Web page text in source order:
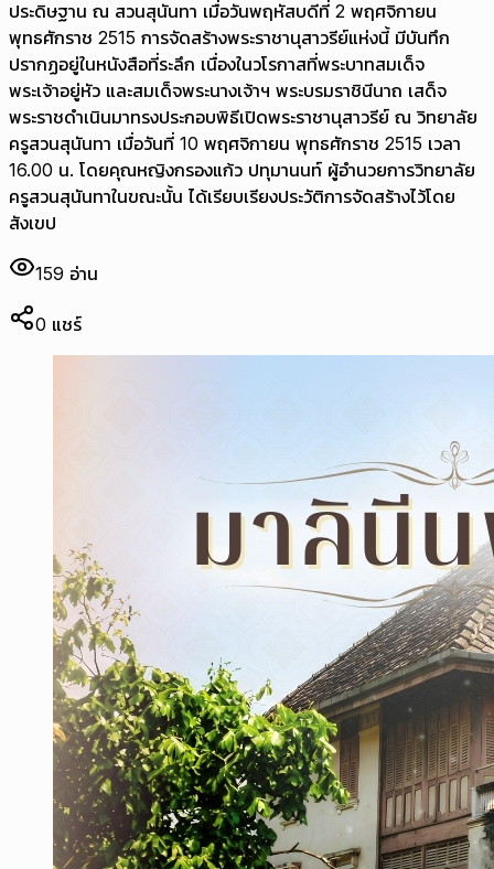
ประดิษฐาน ณ สวนสุนันทา เมื่อวันพฤหัสบดีที่ 2 พฤศจิกายน
พุทธศักราช 2515 การจัดสร้างพระราชานุสาวรีย์แห่งนี้ มีบันทึก
ปรากฏอยู่ในหนังสือที่ระลึก เนื่องในวโรกาสที่พระบาทสมเด็จ
พระเจ้าอยู่หัว และสมเด็จพระนางเจ้าฯ พระบรมราชินีนาถ เสด็จ
พระราชดำเนินมาทรงประกอบพิธีเปิดพระราชานุสาวรีย์ ณ วิทยาลัย
ครูสวนสุนันทา เมื่อวันที่ 10 พฤศจิกายน พุทธศักราช 2515 เวลา
16.00 น. โดยคุณหญิงกรองแก้ว ปทุมานนท์ ผู้อำนวยการวิทยาลัย
ครูสวนสุนันทาในขณะนั้น ได้เรียบเรียงประวัติการจัดสร้างไว้โดย
สังเขป
159 อ่าน
0 แชร์